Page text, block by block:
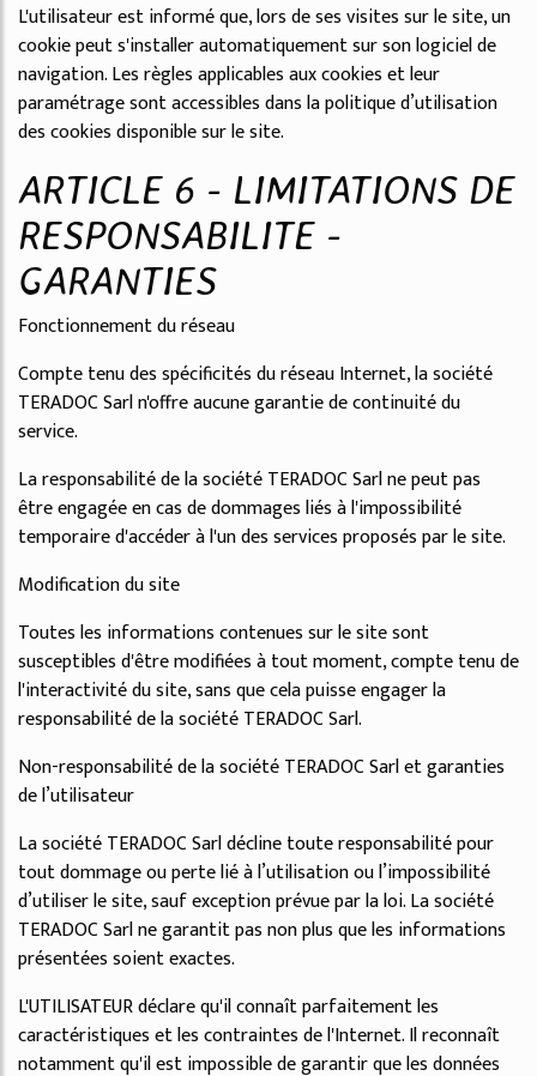
L'utilisateur est informé que, lors de ses visites sur le site, un
cookie peut s'installer automatiquement sur son logiciel de
navigation. Les règles applicables aux cookies et leur
paramétrage sont accessibles dans la politique d’utilisation
des cookies disponible sur le site.
ARTICLE 6 - LIMITATIONS DE
RESPONSABILITE -
GARANTIES
Fonctionnement du réseau
Compte tenu des spécificités du réseau Internet, la société
TERADOC Sarl n'offre aucune garantie de continuité du
service.
La responsabilité de la société TERADOC Sarl ne peut pas
être engagée en cas de dommages liés à l'impossibilité
temporaire d'accéder à l'un des services proposés par le site.
Modification du site
Toutes les informations contenues sur le site sont
susceptibles d'être modifiées à tout moment, compte tenu de
l'interactivité du site, sans que cela puisse engager la
responsabilité de la société TERADOC Sarl.
Non-responsabilité de la société TERADOC Sarl et garanties
de l’utilisateur
La société TERADOC Sarl décline toute responsabilité pour
tout dommage ou perte lié à l’utilisation ou l’impossibilité
d’utiliser le site, sauf exception prévue par la loi. La société
TERADOC Sarl ne garantit pas non plus que les informations
présentées soient exactes.
L'UTILISATEUR déclare qu'il connaît parfaitement les
caractéristiques et les contraintes de l'Internet. Il reconnaît
notamment qu'il est impossible de garantir que les données